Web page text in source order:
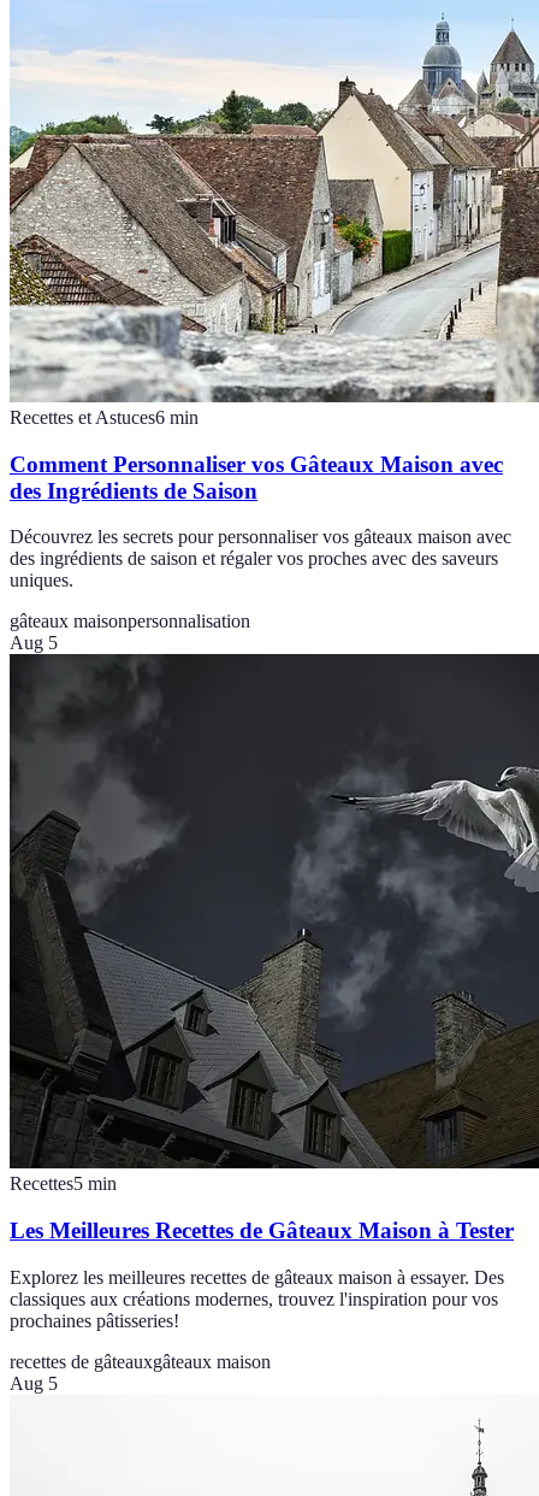
Recettes et Astuces6 min
Comment Personnaliser vos Gâteaux Maison avec
des Ingrédients de Saison
Découvrez les secrets pour personnaliser vos gâteaux maison avec
des ingrédients de saison et régaler vos proches avec des saveurs
uniques.
gâteaux maisonpersonnalisation
Aug 5
Recettes5 min
Les Meilleures Recettes de Gâteaux Maison à Tester
Explorez les meilleures recettes de gâteaux maison à essayer. Des
classiques aux créations modernes, trouvez l'inspiration pour vos
prochaines pâtisseries!
recettes de gâteauxgâteaux maison
Aug 5